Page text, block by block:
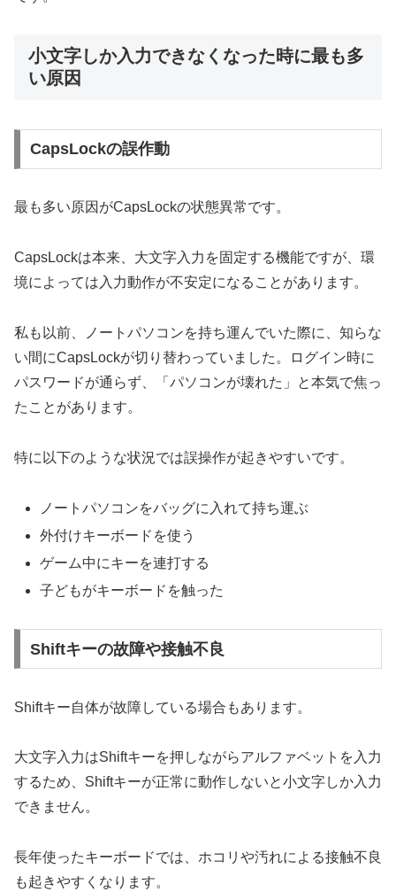
小文字しか入力できなくなった時に最も多
い原因
CapsLockの誤作動
最も多い原因がCapsLockの状態異常です。
CapsLockは本来、大文字入力を固定する機能ですが、環
境によっては入力動作が不安定になることがあります。
私も以前、ノートパソコンを持ち運んでいた際に、知らな
い間にCapsLockが切り替わっていました。ログイン時に
パスワードが通らず、「パソコンが壊れた」と本気で焦っ
たことがあります。
特に以下のような状況では誤操作が起きやすいです。
ノートパソコンをバッグに入れて持ち運ぶ
外付けキーボードを使う
ゲーム中にキーを連打する
子どもがキーボードを触った
Shiftキーの故障や接触不良
Shiftキー自体が故障している場合もあります。
大文字入力はShiftキーを押しながらアルファベットを入力
するため、Shiftキーが正常に動作しないと小文字しか入力
できません。
長年使ったキーボードでは、ホコリや汚れによる接触不良
も起きやすくなります。